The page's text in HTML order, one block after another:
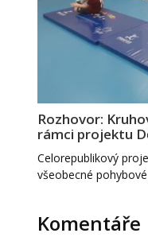
Rozhovor:
rámci projektu
Celorepublikový
všeobecné
Komentáře